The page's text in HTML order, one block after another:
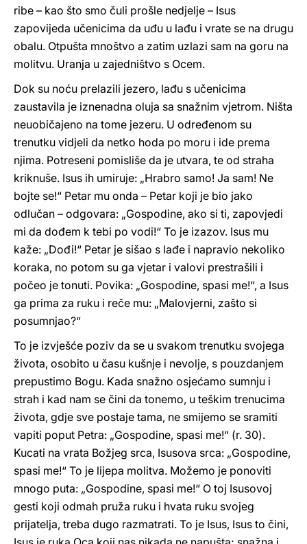
ribe – kao što smo čuli prošle nedjelje – Isus
zapovijeda učenicima da uđu u lađu i vrate se na drugu
obalu. Otpušta mnoštvo a zatim uzlazi sam na goru na
molitvu. Uranja u zajedništvo s Ocem.
Dok su noću prelazili jezero, lađu s učenicima
zaustavila je iznenadna oluja sa snažnim vjetrom. Ništa
neuobičajeno na tome jezeru. U određenom su
trenutku vidjeli da netko hoda po moru i ide prema
njima. Potreseni pomisliše da je utvara, te od straha
kriknuše. Isus ih umiruje: „Hrabro samo! Ja sam! Ne
bojte se!“ Petar mu onda – Petar koji je bio jako
odlučan – odgovara: „Gospodine, ako si ti, zapovjedi
mi da dođem k tebi po vodi!“ To je izazov. Isus mu
kaže: „Dođi!“ Petar je sišao s lađe i napravio nekoliko
koraka, no potom su ga vjetar i valovi prestrašili i
počeo je tonuti. Povika: „Gospodine, spasi me!“, a Isus
ga prima za ruku i reče mu: „Malovjerni, zašto si
posumnjao?“
To je izvješće poziv da se u svakom trenutku svojega
života, osobito u času kušnje i nevolje, s pouzdanjem
prepustimo Bogu. Kada snažno osjećamo sumnju i
strah i kad nam se čini da tonemo, u teškim trenucima
života, gdje sve postaje tama, ne smijemo se sramiti
vapiti poput Petra: „Gospodine, spasi me!“ (r. 30).
Kucati na vrata Božjeg srca, Isusova srca: „Gospodine,
spasi me!“ To je lijepa molitva. Možemo je ponoviti
mnogo puta: „Gospodine, spasi me!“ O toj Isusovoj
gesti koji odmah pruža ruku i hvata ruku svojeg
prijatelja, treba dugo razmatrati. To je Isus, Isus to čini,